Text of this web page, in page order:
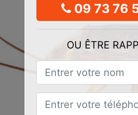
09 73 76
OU ÊTRE